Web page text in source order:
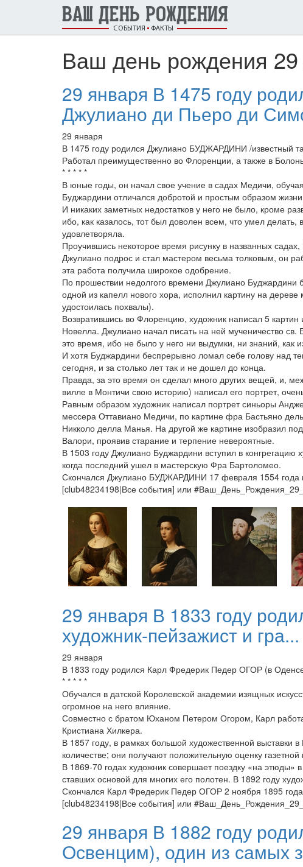
ВАШ ДЕНЬ РОЖДЕНИЯ
СОБЫТИЯ ФАКТЫ
Ваш день рождения 29
29 января В 1475 году
Джулиано ди Пьеро ди
29 января
В 1475 году родился Джулиано БУДЖАРДИНИ /известный
Работал преимущественно во Флоренции, а также в
* * * * *
В юные годы, он начал свое учение в садах Медичи,
Буджардини отличался добротой и простым образом
И никаких заметных недостатков у него не было, кроме
ибо, как казалось, тот был доволен всем, что умел
удовлетворяла.
Проучившись некоторое время рисунку в названных
Джулиано подрос и стал мастером весьма толковым, он
эта работа получила широкое одобрение.
По прошествии недолгого времени Джулиано Буджардини
одной из капелл нового хора, исполнил картину на
удостоилась похвалы).
Возвратившись во Флоренцию, художник написал 5
Новелла. Джулиано начал писать на ней мученичество
это время, ибо не было у него ни выдумки, ни знаний, как
И хотя Буджардини беспрерывно ломал себе голову над
сегодня, и за столько лет так и не дошел до конца.
Правда, за это время он сделал много других вещей, и,
вилле в Монтичи свою историю) написал его портрет,
Равным образом художник написал портрет синьоры
мессера Оттавиано Медичи, по картине фра Бастьяно
Никколо делла Манья. На другой же картине изобразил
Валори, проявив старание и терпение невероятные.
В 1503 году Джулиано Буджардини вступил в
когда последний ушел в мастерскую Фра Бартоломео.
Скончался Джулиано БУДЖАРДИНИ 17 февраля 1554 года
[club48234198|Все события] или
29 января В 1833 году
художник-пейзажист и гра...
29 января
В 1833 году родился Карл Фредерик Педер ОГОР (в
* * * * *
Обучался в датской Королевской академии изящных
огромное на него влияние.
Совместно с братом Юханом Петером Огором, Карл
Кристиана Хилкера.
В 1857 году, в рамках большой художественной выставки
количестве; они получают положительную оценку газетной
В 1869-70 годах художник совершает поездку «на
ставших основой для многих его полотен. В 1892 году
Скончался Карл Фредерик Педер ОГОР 2 ноября 1895 года
[club48234198|Все события] или
29 января В 1882 году
Освенцим), один из самых